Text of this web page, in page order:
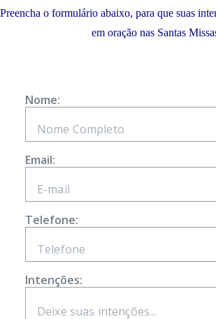
Preencha o formulário abaixo, para que suas
em oração nas Santas
Nome:
Email:
Telefone:
Intenções: